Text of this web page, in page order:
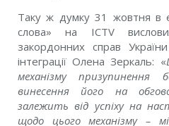
Таку ж думку 31 жовтня в
слова» на ICTV
закордонних справ
інтеграції Олена Зеркаль: «
механізму призупинення
винесення його на
залежить від успіху на
щодо цього механізму –